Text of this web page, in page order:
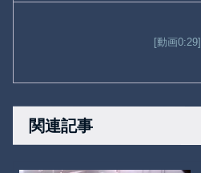
[動画
関連記事